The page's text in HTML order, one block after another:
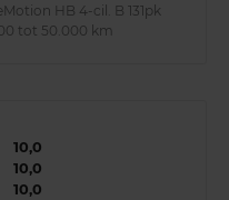
HB 4-cil. B 131pk
tot 50.000 km
10,0
10,0
10,0